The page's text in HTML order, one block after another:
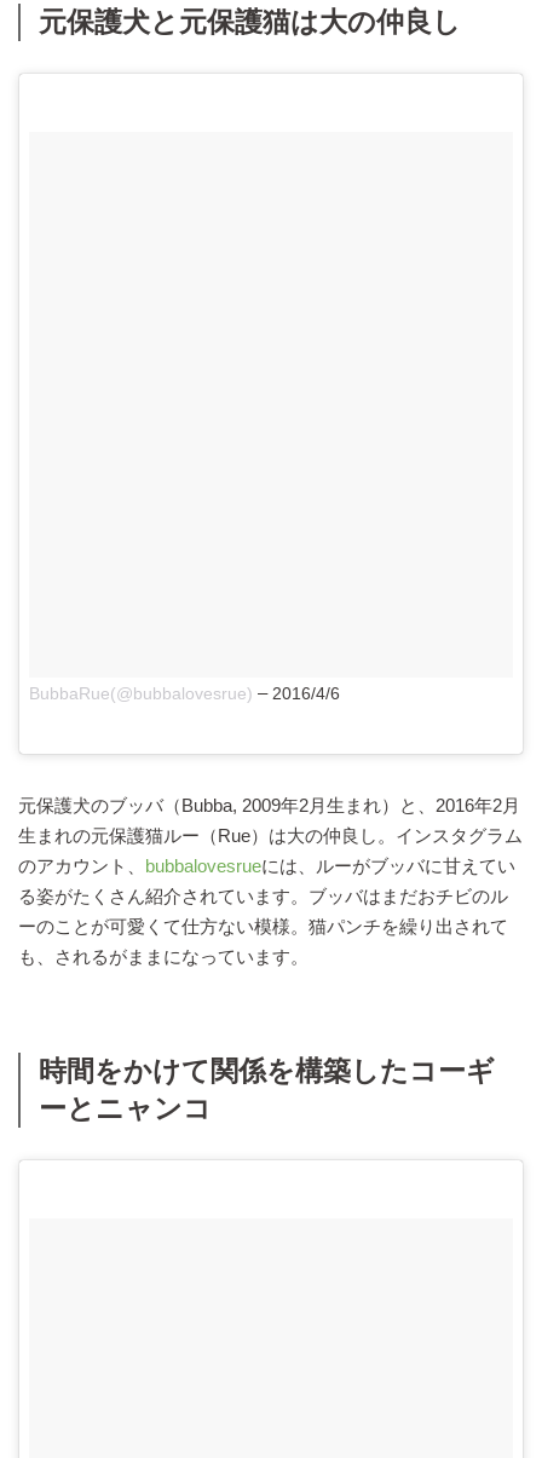
元保護犬と元保護猫は大の仲良し
BubbaRue(@bubbalovesrue) – 2016/4/6
元保護犬のブッバ（Bubba, 2009年2月生まれ）と、2016年2月
生まれの元保護猫ルー（Rue）は大の仲良し。インスタグラム
のアカウント、 bubbalovesrueには、ルーがブッバに甘えてい
る姿がたくさん紹介されています。ブッバはまだおチビのル
ーのことが可愛くて仕方ない模様。猫パンチを繰り出されて
も、されるがままになっています。
時間をかけて関係を構築したコーギ
ーとニャンコ